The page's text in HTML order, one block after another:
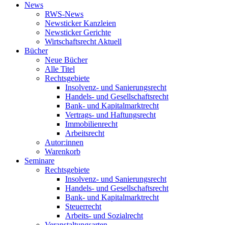
News
RWS-News
Newsticker Kanzleien
Newsticker Gerichte
Wirtschaftsrecht Aktuell
Bücher
Neue Bücher
Alle Titel
Rechtsgebiete
Insolvenz- und Sanierungsrecht
Handels- und Gesellschaftsrecht
Bank- und Kapitalmarktrecht
Vertrags- und Haftungsrecht
Immobilienrecht
Arbeitsrecht
Autor:innen
Warenkorb
Seminare
Rechtsgebiete
Insolvenz- und Sanierungsrecht
Handels- und Gesellschaftsrecht
Bank- und Kapitalmarktrecht
Steuerrecht
Arbeits- und Sozialrecht